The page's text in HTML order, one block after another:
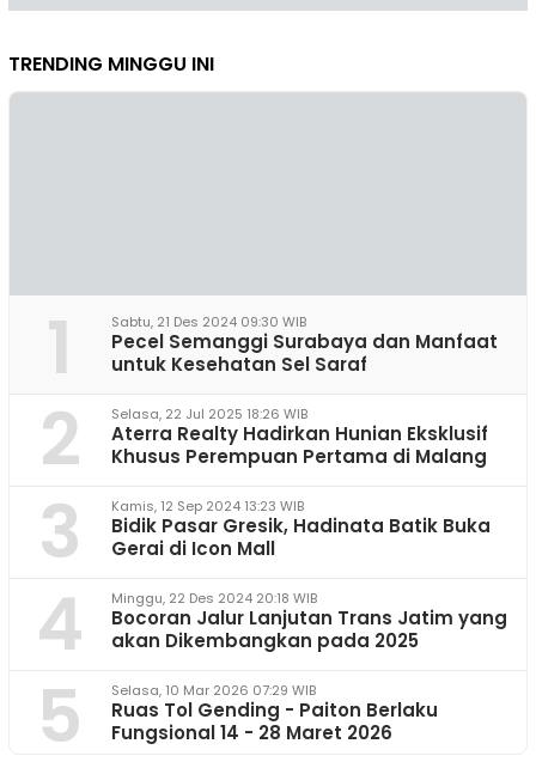
TRENDING MINGGU INI
1 Sabtu, 21 Des 2024 09:30 WIB
Pecel Semanggi Surabaya dan Manfaat
untuk Kesehatan Sel Saraf
2 Selasa, 22 Jul 2025 18:26 WIB
Aterra Realty Hadirkan Hunian Eksklusif
Khusus Perempuan Pertama di Malang
3 Kamis, 12 Sep 2024 13:23 WIB
Bidik Pasar Gresik, Hadinata Batik Buka
Gerai di Icon Mall
4 Minggu, 22 Des 2024 20:18 WIB
Bocoran Jalur Lanjutan Trans Jatim yang
akan Dikembangkan pada 2025
5 Selasa, 10 Mar 2026 07:29 WIB
Ruas Tol Gending - Paiton Berlaku
Fungsional 14 - 28 Maret 2026